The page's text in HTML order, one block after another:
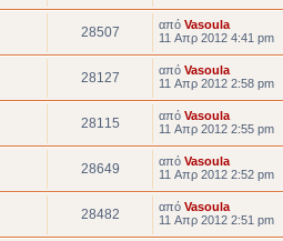
28507 από Vasoula
11 Απρ 2012 4:41 pm
28127 από Vasoula
11 Απρ 2012 2:58 pm
28115 από Vasoula
11 Απρ 2012 2:55 pm
28649 από Vasoula
11 Απρ 2012 2:52 pm
28482 από Vasoula
11 Απρ 2012 2:51 pm